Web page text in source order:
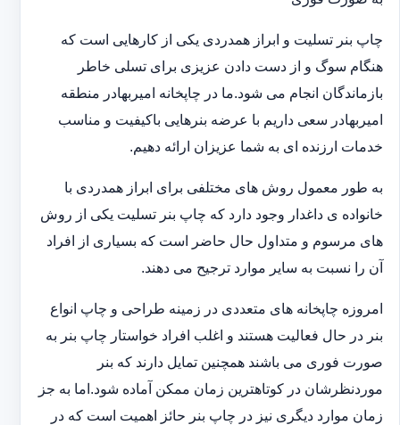
چاپ بنر تسلیت و ابراز همدردی یکی از کارهایی است که
هنگام سوگ و از دست دادن عزیزی برای تسلی خاطر
بازماندگان انجام می شود.ما در چاپخانه امیربهادر منطقه
امیربهادر سعی داریم با عرضه بنرهایی باکیفیت و مناسب
خدمات ارزنده ای به شما عزیزان ارائه دهیم.
به طور معمول روش های مختلفی برای ابراز همدردی با
خانواده ی داغدار وجود دارد که چاپ بنر تسلیت یکی از روش
های مرسوم و متداول حال حاضر است که بسیاری از افراد
آن را نسبت به سایر موارد ترجیح می دهند.
امروزه چاپخانه های متعددی در زمینه طراحی و چاپ انواع
بنر در حال فعالیت هستند و اغلب افراد خواستار چاپ بنر به
صورت فوری می باشند همچنین تمایل دارند که بنر
موردنظرشان در کوتاهترین زمان ممکن آماده شود.اما به جز
زمان موارد دیگری نیز در چاپ بنر حائز اهمیت است که در